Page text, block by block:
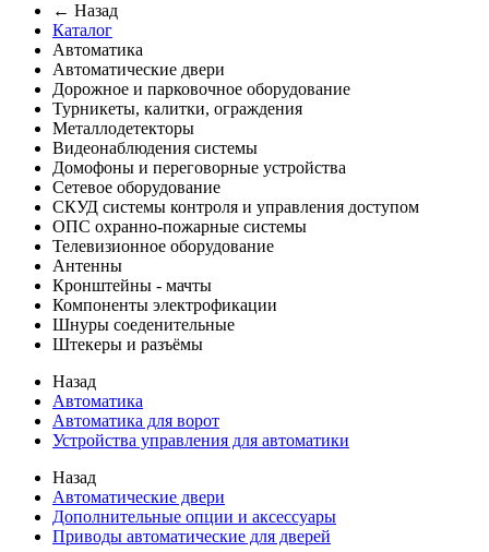
← Назад
Каталог
Автоматика
Автоматические двери
Дорожное и парковочное оборудование
Турникеты, калитки, ограждения
Металлодетекторы
Видеонаблюдения cистемы
Домофоны и переговорные устройства
Сетевое оборудование
СКУД системы контроля и управления доступом
ОПС охранно-пожарные системы
Телевизионное оборудование
Антенны
Кронштейны - мачты
Компоненты электрофикации
Шнуры соеденительные
Штекеры и разъёмы
Назад
Автоматика
Автоматика для ворот
Устройства управления для автоматики
Назад
Автоматические двери
Дополнительные опции и аксессуары
Приводы автоматические для дверей